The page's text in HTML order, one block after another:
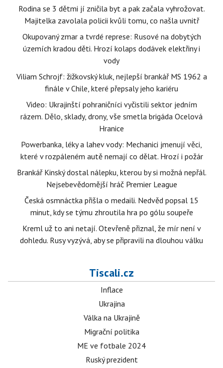
Rodina se 3 dětmi jí zničila byt a pak začala vyhrožovat.
Majitelka zavolala policii kvůli tomu, co našla uvnitř
Okupovaný zmar a tvrdé represe: Rusové na dobytých
územích kradou děti. Hrozí kolaps dodávek elektřiny i
vody
Viliam Schrojf: žižkovský kluk, nejlepší brankář MS 1962 a
finále v Chile, které přepsaly jeho kariéru
Video: Ukrajinští pohraničníci vyčistili sektor jedním
rázem. Dělo, sklady, drony, vše smetla brigáda Ocelová
Hranice
Powerbanka, léky a lahev vody: Mechanici jmenují věci,
které v rozpáleném autě nemají co dělat. Hrozí i požár
Brankář Kinský dostal nálepku, kterou by si možná nepřál.
Nejsebevědomější hráč Premier League
Česká osmnáctka přišla o medaili. Nedvěd popsal 15
minut, kdy se týmu zhroutila hra po gólu soupeře
Kreml už to ani netají. Otevřeně přiznal, že mír není v
dohledu. Rusy vyzývá, aby se připravili na dlouhou válku
Tiscali.cz
Inflace
Ukrajina
Válka na Ukrajině
Migrační politika
ME ve fotbale 2024
Ruský prezident